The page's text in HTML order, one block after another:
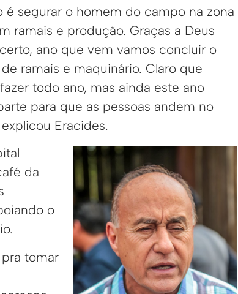
é segurar o homem do campo na zona
ramais e produção. Graças a Deus
ano que vem vamos concluir o
ramais e maquinário. Claro que
todo ano, mas ainda este ano
para que as pessoas andem no
Eracides.
da
o
tomar